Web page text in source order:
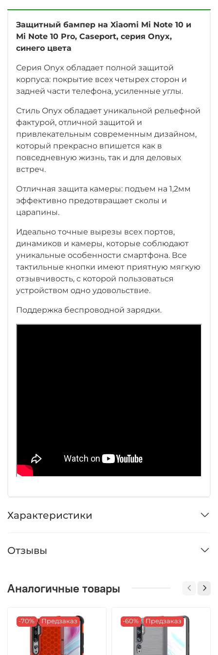
Защитный бампер на Xiaomi Mi Note 10 и
Mi Note 10 Pro, Caseport, серия Onyx,
синего цвета
Серия Onyx обладает полной защитой
корпуса: покрытие всех четырех сторон и
задней части телефона, усиленные углы.
Стиль Onyx обладает уникальной рельефной
фактурой, отличной защитой и
привлекательным современным дизайном,
который прекрасно впишется как в
повседневную жизнь, так и для деловых
встреч.
Отличная защита камеры: подъем на 1,2мм
эффективно предотвращает сколы и
царапины.
Идеально точные вырезы всех портов,
динамиков и камеры, которые соблюдают
уникальные особенности смартфона. Все
тактильные кнопки имеют приятную мягкую
отзывчивость, с которой пользоваться
устройством одно удовольствие.
Поддержка беспроводной зарядки.
Характеристики
Отзывы
Аналогичные товары
-70% Предзаказ -60% Предзаказ